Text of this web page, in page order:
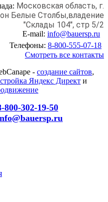
Московская область, г.
Белые Столбы,владение
"Склады 104", стр 5/2
E-mail: info@bauersp.ru
Телефоны: 8-800-555-07-18
Смотреть все контакты
- создание сайтов,
Яндекс Директ и
800-302-19-50